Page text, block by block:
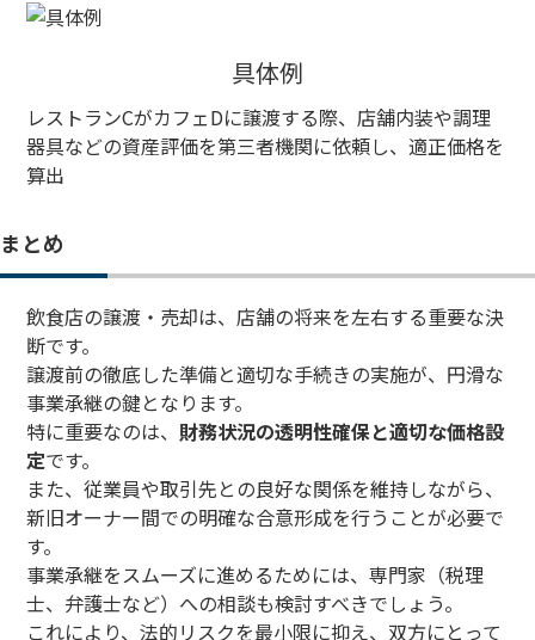
具体例
レストランCがカフェDに譲渡する際、店舗内装や調理
器具などの資産評価を第三者機関に依頼し、適正価格を
算出
まとめ
飲食店の譲渡・売却は、店舗の将来を左右する重要な決
断です。
譲渡前の徹底した準備と適切な手続きの実施が、円滑な
事業承継の鍵となります。
特に重要なのは、 財務状況の透明性確保と適切な価格設
定です。
また、従業員や取引先との良好な関係を維持しながら、
新旧オーナー間での明確な合意形成を行うことが必要で
す。
事業承継をスムーズに進めるためには、専門家（税理
士、弁護士など）への相談も検討すべきでしょう。
これにより、法的リスクを最小限に抑え、双方にとって